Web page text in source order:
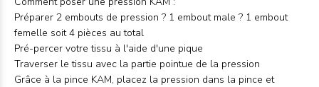
Préparer 2 embouts de pression ? 1 embout male ? 1 embout
femelle soit 4 pièces au total
Pré-percer votre tissu à l'aide d'une pique
Traverser le tissu avec la partie pointue de la pression
Grâce à la pince KAM, placez la pression dans la pince et